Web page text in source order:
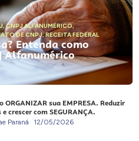
,CNPJ ALFANUMÉRICO,
DE CNPJ,RECEITA FEDERAL
Entenda como
Alfanumérico
ORGANIZAR sua EMPRESA. Reduzir
e crescer com SEGURANÇA.
Paraná 12/05/2026